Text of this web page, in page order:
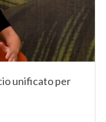
unificato per